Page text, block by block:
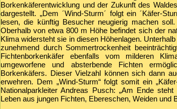
Borkenkäferentwicklung und der Zukunft des
dargestellt. „Dem ´Wind-Sturm´ folgt ein ´Käfer-
lesen, die künftig Besucher neugierig machen
Oberhalb von etwa 800 m Höhe befindet sich der
Klima widersteht sie in diesen Höhenlagen.
zunehmend durch Sommertrockenheit
Fichtenborkenkäfer ebenfalls vom milderen
umgeworfene und absterbende Fichten
Borkenkäfers. Dieser Vielzahl können sich dann
erwehren. Dem „Wind-Sturm“ folgt somit ein
Nationalparkleiter Andreas Pusch: „Am Ende
Leben aus jungen Fichten, Ebereschen, Weiden und